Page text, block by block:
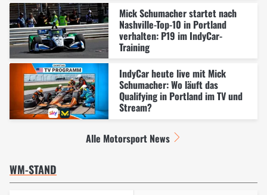
Mick Schumacher startet nach
Nashville-Top-10 in Portland
verhalten: P19 im IndyCar-
Training
IndyCar heute live mit Mick
Schumacher: Wo läuft das
Qualifying in Portland im TV und
Stream?
Alle Motorsport News
WM-STAND